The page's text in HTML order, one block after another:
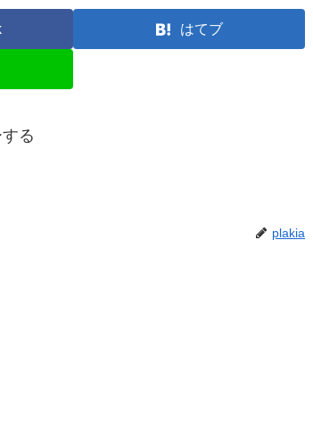
はてブ
る
plakia